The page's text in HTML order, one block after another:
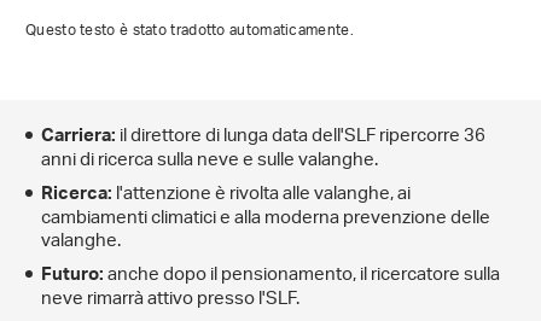
Questo testo è stato tradotto automaticamente.
Carriera:il direttore di lunga data dell'SLF ripercorre 36
anni di ricerca sulla neve e sulle valanghe.
Ricerca:l'attenzione è rivolta alle valanghe, ai
cambiamenti climatici e alla moderna prevenzione delle
valanghe.
Futuro:anche dopo il pensionamento, il ricercatore sulla
neve rimarrà attivo presso l'SLF.